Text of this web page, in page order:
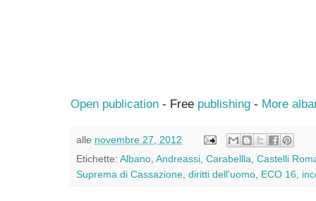
Open publication - Free publishing - More
alle novembre 27, 2012
Etichette: Albano Andreassi Carabellla Castelli
Suprema di Cassazione diritti dell'uomo ECO 16